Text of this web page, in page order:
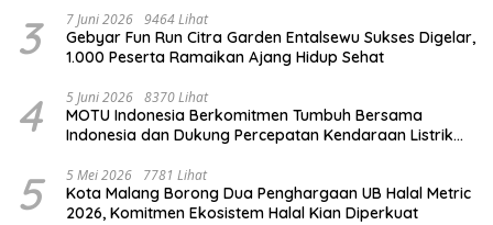
3 7 Juni 2026 9464 Lihat
Gebyar Fun Run Citra Garden Entalsewu Sukses Digelar,
1.000 Peserta Ramaikan Ajang Hidup Sehat
4 5 Juni 2026 8370 Lihat
MOTU Indonesia Berkomitmen Tumbuh Bersama
Indonesia dan Dukung Percepatan Kendaraan Listrik
5 5 Mei 2026 7781 Lihat
Kota Malang Borong Dua Penghargaan UB Halal Metric
2026, Komitmen Ekosistem Halal Kian Diperkuat